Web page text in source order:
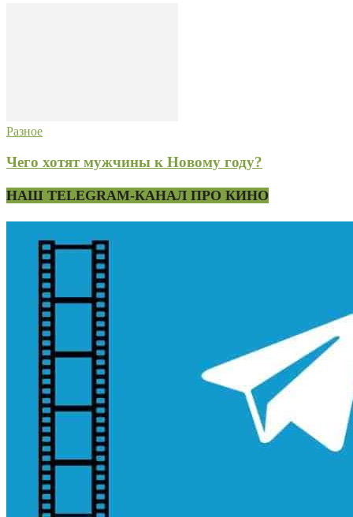
Разное
Чего хотят мужчины к Новому году?
НАШ TELEGRAM-КАНАЛ ПРО КИНО